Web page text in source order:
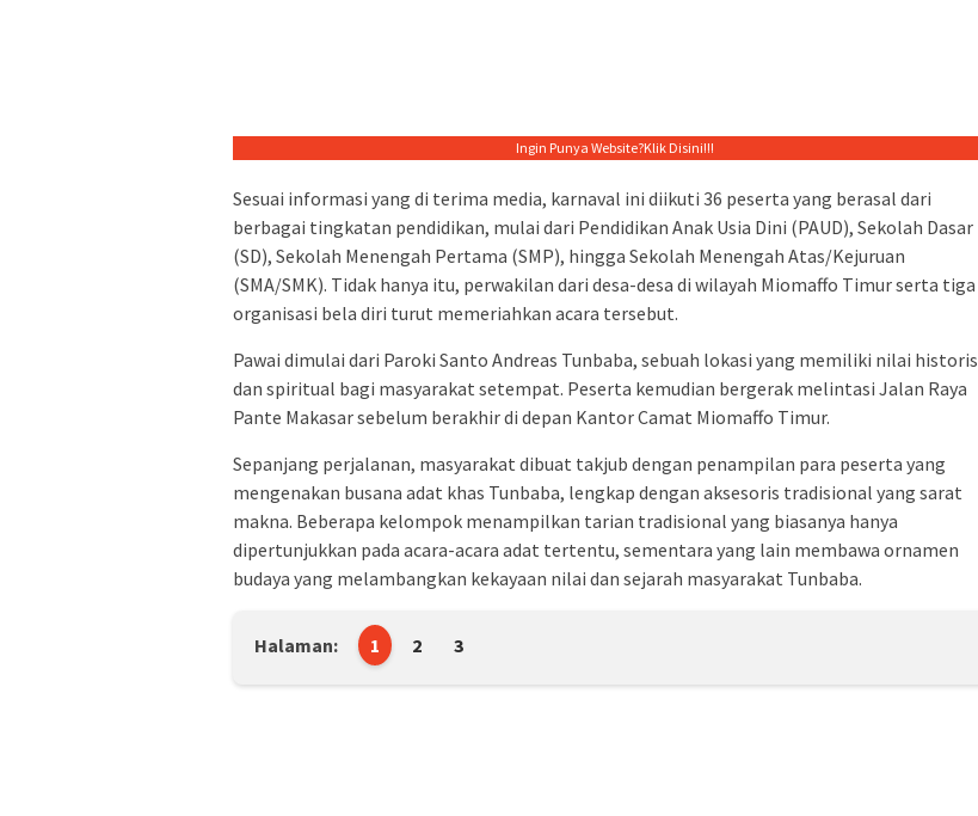
Ingin Punya Website?Klik Disini!!!
Sesuai informasi yang di terima media, karnaval ini diikuti 36 peserta yang berasal dari
berbagai tingkatan pendidikan, mulai dari Pendidikan Anak Usia Dini (PAUD), Sekolah Dasar
(SD), Sekolah Menengah Pertama (SMP), hingga Sekolah Menengah Atas/Kejuruan
(SMA/SMK). Tidak hanya itu, perwakilan dari desa-desa di wilayah Miomaffo Timur serta tiga
organisasi bela diri turut memeriahkan acara tersebut.
Pawai dimulai dari Paroki Santo Andreas Tunbaba, sebuah lokasi yang memiliki nilai historis
dan spiritual bagi masyarakat setempat. Peserta kemudian bergerak melintasi Jalan Raya
Pante Makasar sebelum berakhir di depan Kantor Camat Miomaffo Timur.
Sepanjang perjalanan, masyarakat dibuat takjub dengan penampilan para peserta yang
mengenakan busana adat khas Tunbaba, lengkap dengan aksesoris tradisional yang sarat
makna. Beberapa kelompok menampilkan tarian tradisional yang biasanya hanya
dipertunjukkan pada acara-acara adat tertentu, sementara yang lain membawa ornamen
budaya yang melambangkan kekayaan nilai dan sejarah masyarakat Tunbaba.
Halaman: 1 2 3